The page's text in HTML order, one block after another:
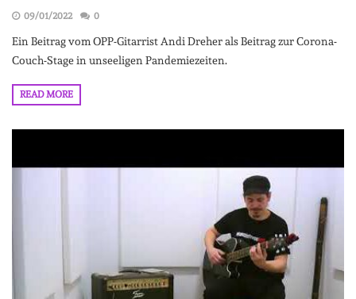
09/01/2022 0
Ein Beitrag vom OPP-Gitarrist Andi Dreher als Beitrag zur Corona-
Couch-Stage in unseeligen Pandemiezeiten.
READ MORE